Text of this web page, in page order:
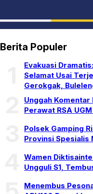
Berita Populer
Evakuasi
Selamat Usai
Gerokgak,
Unggah Komentar
Perawat RSA
Polsek Gamping
Provinsi Spesialis
Wamen
Ungguli S1,
Menembus